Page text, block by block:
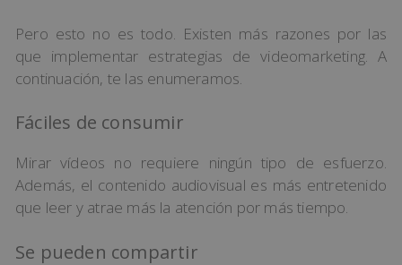
Pero esto no es todo. Existen más razones por las
que implementar estrategias de videomarketing. A
continuación, te las enumeramos.
Fáciles de consumir
Mirar vídeos no requiere ningún tipo de esfuerzo.
Además, el contenido audiovisual es más entretenido
que leer y atrae más la atención por más tiempo.
Se pueden compartir